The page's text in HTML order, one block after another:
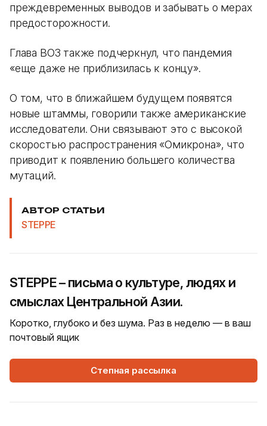
преждевременных выводов и забывать о мерах
предосторожности.
Глава ВОЗ также подчеркнул, что пандемия
«еще даже не приблизилась к концу».
О том, что в ближайшем будущем появятся
новые штаммы, говорили также американские
исследователи. Они связывают это с высокой
скоростью распространения «Омикрона», что
приводит к появлению большего количества
мутаций.
АВТОР СТАТЬИ
STEPPE
STEPPE – письма о культуре, людях и
смыслах Центральной Азии.
Коротко, глубоко и без шума. Раз в неделю — в ваш
почтовый ящик
Степная рассылка